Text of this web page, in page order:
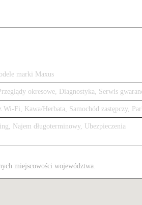
marki Maxus
okresowe, Diagnostyka, Serwis
Wi-Fi, Kawa/Herbata, Samochód zastępczy,
Najem długoterminowy, Ubezpieczenia
miejscowości województwa.